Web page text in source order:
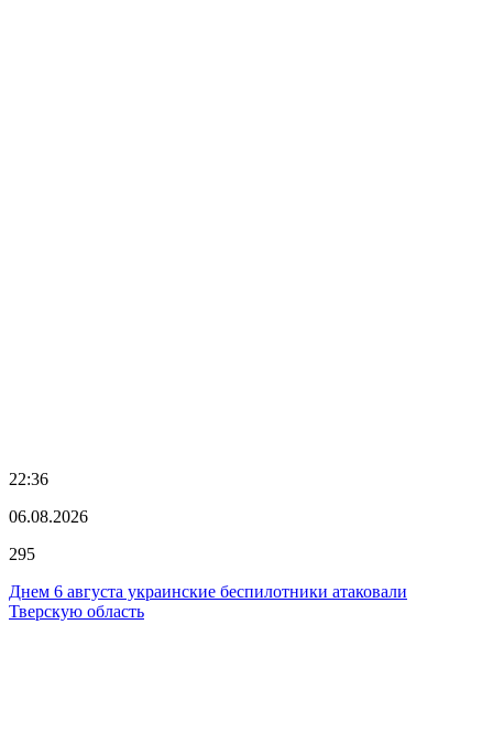
22:36
06.08.2026
295
Днем 6 августа украинские беспилотники атаковали
Тверскую область